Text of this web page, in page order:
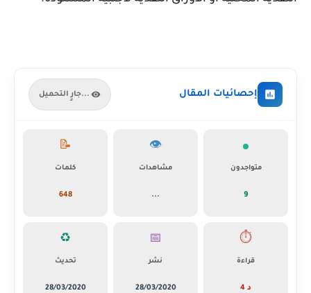
إحصائيات المقال جارٍ التحميل...
متواجدون
9
👁️
مشاهدات
...
📝
كلمات
648
⏱️
قراءة
4 د
📅
نشر
28/03/2020
♻️
تحديث
28/03/2020